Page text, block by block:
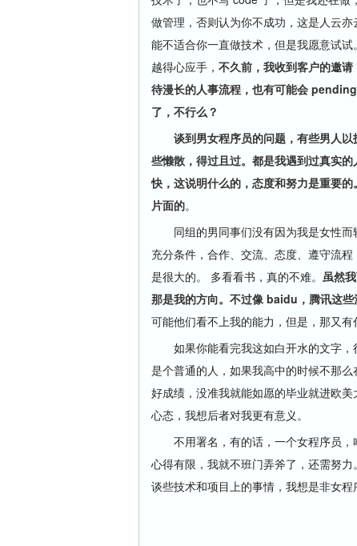
做管理，否则认为你不成功，这是人云
能不适合你一直做技术，但是我愿意试
越得心应手， 不久前，我收到客户的邀
待漫长的人事流程，也有可能会
了，不行么？
谈到男女程序员的问题，有些男人
些懒散，得过且过。都是我遇到过真实
快，这说明什么的，态度和努力是重要
片面的。
同组的男同事们没有因为我是女性而
充分条件，合作、交流、态度、遵守流
是很大的。 多看看书，真的不难。 虽然
那是我的方向。不过像 baidu，腾讯这
可能他们看不上我的能力，但是，那又有
如果你能看完我这如白开水的文字，
是个普通的人，如果我高中的时候不那
好成绩，没准我就能如愿的毕业就进欧
心态，我想后者对我更有意义。
不用署名，有的话，一个女程序员，
心得有限，我就不班门弄斧了，还需努
谈些技术和项目上的事情，我想是非女程